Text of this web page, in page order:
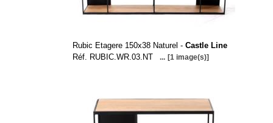
Rubic Etagere 150x38 Naturel - Castle Line
Réf. RUBIC.WR.03.NT
... [1 image(s)]